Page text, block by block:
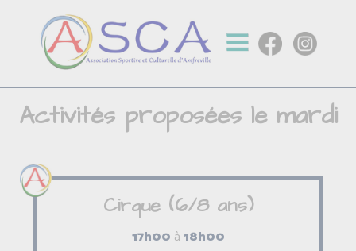
Activités proposées le mardi
Cirque (6/8 ans)
17h00 à18h00